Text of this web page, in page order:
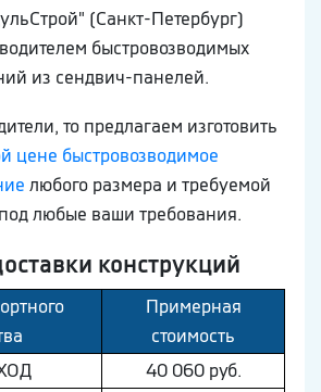
(Санкт-Петербург)
быстровозводимых
из сендвич-панелей.
то предлагаем изготовить
цене быстровозводимое
любого размера и требуемой
любые ваши требования.
конструкций
Примерная
стоимость
40 060 руб.